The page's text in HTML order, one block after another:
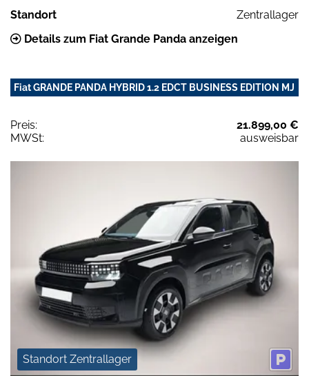
Standort
Zentrallager
Details zum Fiat Grande Panda anzeigen
Fiat GRANDE PANDA HYBRID 1.2 EDCT BUSINESS EDITION MJ
Preis:
21.899,00 €
MWSt:
ausweisbar
Standort Zentrallager